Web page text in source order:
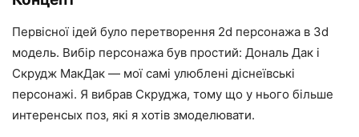
Первісної ідей було перетворення 2d персонажа в 3d
модель. Вибір персонажа був простий: Дональ Дак і
Скрудж МакДак — мої самі улюблені діснеївські
персонажі. Я вибрав Скруджа, тому що у нього більше
интеренсых поз, які я хотів змоделювати.